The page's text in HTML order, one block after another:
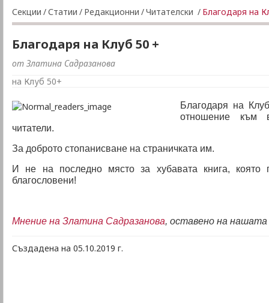
Секции /Статии / Редакционни /Читателски / Благодаря на
Благодаря на Клуб 50 +
от Златина Садразанова
на Клуб 50+
Благодаря на
отношение към
читатели.
За доброто стопанисване на страничката им.
И не на последно мястоза хубавата книга, която
благословени!
Мнение на Златина Садразанова, оставено на нашата
Създадена на 05.10.2019 г.